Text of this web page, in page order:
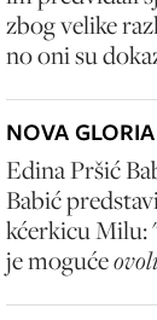
zbog velike
no oni su
NOVA GLORIA
Edina Pršić
Babić
kćerkicu Milu:
je moguće